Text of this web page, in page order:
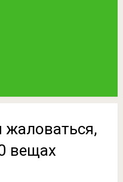
жаловаться,
вещах